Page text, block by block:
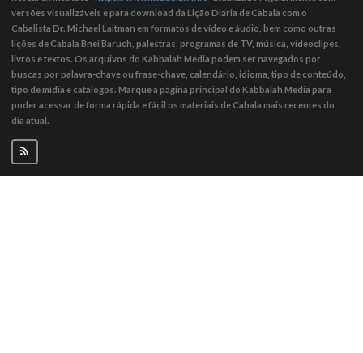
versões visualizáveis ​​e para download da Lição Diária de Cabala com o
Cabalista Dr. Michael Laitman em formatos de vídeo e áudio, bem como outras
lições de Cabala Bnei Baruch, palestras, programas de TV, música, videoclipes,
livros e textos. Os arquivos do Kabbalah Media podem ser navegados por
buscas por palavra-chave ou frase-chave, calendário, idioma, tipo de conteúdo,
tipo de mídia e catálogos. Marque a página principal do Kabbalah Media para
poder acessar de forma rápida e fácil os materiais de Cabala mais recentes do
dia atual.